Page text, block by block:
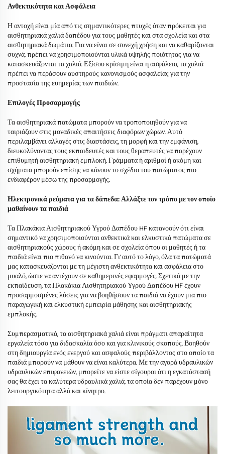
Ανθεκτικότητα και Ασφάλεια
Η αντοχή είναι μία από τις σημαντικότερες πτυχές όταν πρόκειται για
αισθητηριακά χαλιά δαπέδου για τους μαθητές και στα σχολεία και στα
αισθητηριακά δωμάτια. Για να είναι σε συνεχή χρήση και να καθαρίζονται
συχνά, πρέπει να χρησιμοποιούνται υλικά υψηλής ποιότητας για να
κατασκευάζονται τα χαλιά. Εξίσου κρίσιμη είναι η ασφάλεια, τα χαλιά
πρέπει να περάσουν αυστηρούς κανονισμούς ασφαλείας για την
προστασία της ευημερίας των παιδιών.
Επιλογές Προσαρμογής
Τα αισθητηριακά πατώματα μπορούν να τροποποιηθούν για να
ταιριάζουν στις μοναδικές απαιτήσεις διαφόρων χώρων. Αυτό
περιλαμβάνει αλλαγές στις διαστάσεις, τη μορφή και την εμφάνιση,
διευκολύνοντας τους εκπαιδευτές και τους θεραπευτές να παρέχουν
επιθυμητή αισθητηριακή εμπλοκή. Γράμματα ή αριθμοί ή ακόμη και
σχήματα μπορούν επίσης να κάνουν το σχέδιο του πατώματος πιο
ενδιαφέρον μέσω της προσαρμογής.
Ηλεκτρονικά ρεύματα για τα δάπεδα: Αλλάξτε τον τρόπο με τον οποίο
μαθαίνουν τα παιδιά
Τα Πλακάκια Αισθητηριακού Υγρού Δαπέδου HF κατανοούν ότι είναι
σημαντικό να χρησιμοποιούνται ανθεκτικά και ελκυστικά πατώματα σε
αισθητηριακούς χώρους ή ακόμη και σε σχολεία όπου οι μαθητές ή τα
παιδιά είναι πιο πιθανό να κινούνται. Γι' αυτό το λόγο, όλα τα πατώματά
μας κατασκευάζονται με τη μέγιστη ανθεκτικότητα και ασφάλεια στο
μυαλό, ώστε να αντέχουν σε καθημερινές εφαρμογές. Σχετικά με την
εκπαίδευση, τα Πλακάκια Αισθητηριακού Υγρού Δαπέδου HF έχουν
προσαρμοσμένες λύσεις για να βοηθήσουν τα παιδιά να έχουν μια πιο
παραγωγική και ελκυστική εμπειρία μάθησης και αισθητηριακής
εμπλοκής.
Συμπερασματικά, τα αισθητηριακά χαλιά είναι πράγματι απαραίτητα
εργαλεία τόσο για διδασκαλία όσο και για κλινικούς σκοπούς. Βοηθούν
στη δημιουργία ενός ενεργού και ασφαλούς περιβάλλοντος στο οποίο τα
παιδιά μπορούν να μάθουν να είναι καλύτερα. Με την αγορά υδραυλικών
υδραυλικών επιφανειών, μπορείτε να είστε σίγουροι ότι η εγκατάστασή
σας θα έχει τα καλύτερα υδραυλικά χαλιά, τα οποία δεν παρέχουν μόνο
λειτουργικότητα αλλά και κίνητρο.